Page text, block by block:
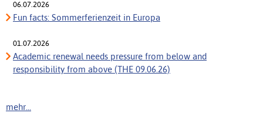
06.07.2026
Fun facts: Sommerferienzeit in Europa
01.07.2026
Academic renewal needs pressure from below and
responsibility from above (THE 09.06.26)
mehr...